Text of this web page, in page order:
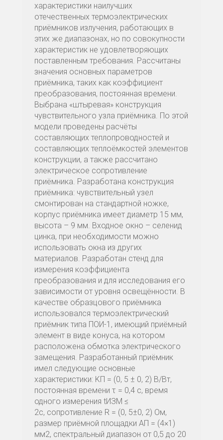
характеристики наилучших
отечественных термоэлектрических
приёмников излучения, работающих в
этих же диапазонах, но по совокупности
характеристик не удовлетворяющих
поставленным требования. Рассчитаны
значения основных параметров
приёмника, таких как коэффициент
преобразования, постоянная времени.
Выбрана «штыревая» конструкция
чувствительного узла приёмника. По этой
модели проведены расчёты
составляющих теплопроводностей и
составляющих теплоёмкостей элементов
конструкции, а также рассчитано
электрическое сопротивление
приёмника. Разработана конструкция
приёмника: чувствительный узел
смонтирован на стандартной ножке,
корпус приёмника имеет диаметр 15 мм,
высота – 9 мм. Входное окно – селенид
цинка, при необходимости можно
использовать окна из других
материалов. Разработан стенд для
измерения коэффициента
преобразования и для исследования его
зависимости от уровня освещённости. В
качестве образцового приёмника
использовался термоэлектрический
приёмник типа ПОИ-1, имеющий приёмный
элемент в виде конуса, на котором
расположена обмотка электрического
замещения. Разработанный приёмник
имел следующие основные
характеристики: KП = (0, 5 ± 0, 2) В/Вт,
постоянная времени τ = 0,4 с, время
одного измерения tИЗМ ≤
2с, сопротивление R = (0, 5±0, 2) Ом,
размер приёмной площадки ΑП = (4×1)
мм2, спектральный диапазон от 0,5 до 20